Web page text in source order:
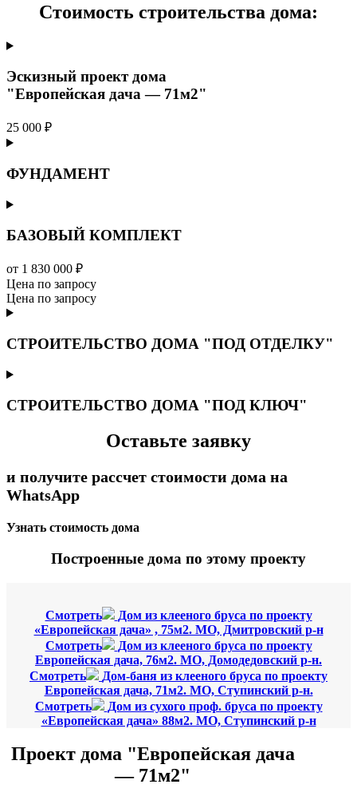
Стоимость строительства дома:
Эскизный проект дома
"Европейская дача — 71м2"
25 000 ₽
ФУНДАМЕНТ
БАЗОВЫЙ КОМПЛЕКТ
от 1 830 000 ₽
Цена по запросу
Цена по запросу
СТРОИТЕЛЬСТВО ДОМА "ПОД ОТДЕЛКУ"
СТРОИТЕЛЬСТВО ДОМА "ПОД КЛЮЧ"
Оставьте заявку
и получите рассчет стоимости дома на
WhatsApp
Узнать стоимость дома
Построенные дома по этому проекту
Смотреть
Дом из клееного бруса по проекту
«Европейская дача» , 75м2. МО, Дмитровский р-н
Смотреть
Дом из клееного бруса по проекту
Европейская дача, 76м2. МО, Домодедовский р-н.
Смотреть
Дом-баня из клееного бруса по проекту
Европейская дача, 71м2. МО, Ступинский р-н.
Смотреть
Дом из сухого проф. бруса по проекту
«Европейская дача» 88м2. МО, Ступинский р-н
Проект дома "Европейская дача
— 71м2"